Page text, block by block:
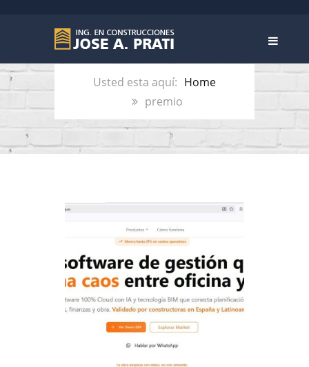
ETIQUETA:PREMIO
Home
premio